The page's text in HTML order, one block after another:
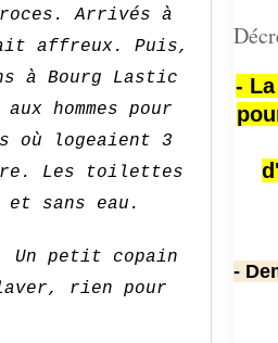
Arrivés à
affreux. Puis,
à Bourg Lastic
hommes pour
où logeaient 3
Les toilettes
sans eau.
Un petit copain
rien pour
- La
-